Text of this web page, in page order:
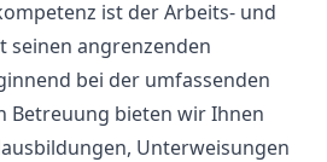
ist der Arbeits- und
seinen angrenzenden
bei der umfassenden
Betreuung bieten wir Ihnen
Unterweisungen